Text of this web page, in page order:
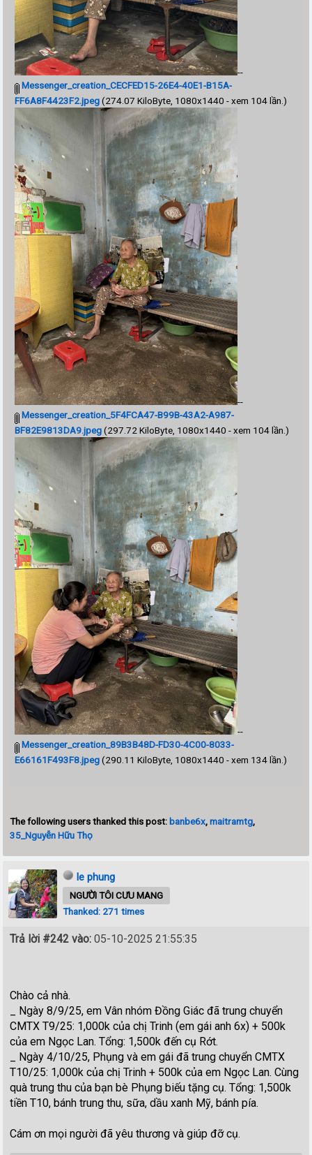
--
Messenger_creation_CECFED15-26E4-40E1-B15A-
FF6A8F4423F2.jpeg(274.07 KiloByte, 1080x1440 - xem 104 lần.)
--
Messenger_creation_5F4FCA47-B99B-43A2-A987-
BF82E9813DA9.jpeg(297.72 KiloByte, 1080x1440 - xem 104 lần.)
--
Messenger_creation_89B3B48D-FD30-4C00-8033-
E66161F493F8.jpeg(290.11 KiloByte, 1080x1440 - xem 134 lần.)
The following users thanked this post:banbe6x,maitramtg,
35_Nguyễn Hữu Thọ
le phung
NGƯỜI TÔI CƯU MANG
Thanked: 271 times
Trả lời #242 vào: 05-10-2025 21:55:35
Chào cả nhà.
_ Ngày 8/9/25, em Vân nhóm Đồng Giác đã trung chuyển
CMTX T9/25: 1,000k của chị Trinh (em gái anh 6x) + 500k
của em Ngọc Lan. Tổng: 1,500k đến cụ Rớt.
_ Ngày 4/10/25, Phụng và em gái đã trung chuyển CMTX
T10/25: 1,000k của chị Trinh + 500k của em Ngọc Lan. Cùng
quà trung thu của bạn bè Phụng biếu tặng cụ. Tổng: 1,500k
tiền T10, bánh trung thu, sữa, dầu xanh Mỹ, bánh pía.
Cám ơn mọi người đã yêu thương và giúp đỡ cụ.